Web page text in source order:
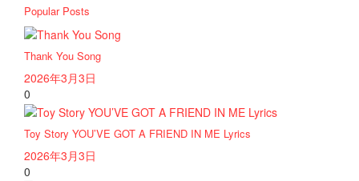
Popular Posts
Thank You Song
2026年3月3日
0
Toy Story YOU’VE GOT A FRIEND IN ME Lyrics
2026年3月3日
0